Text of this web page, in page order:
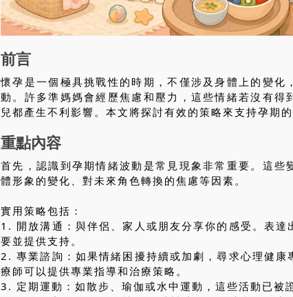
前言
懷孕是一個極具挑戰性的時期，不僅涉及身體上的變化
動。許多準媽媽會經歷焦慮和壓力，這些情緒若沒有得
兒都產生不利影響。本文將探討有效的策略來支持孕期的
重點內容
首先，認識到孕期情緒波動是常見現象非常重要。這些
體形象的變化、對未來角色轉換的焦慮等因素。
實用策略包括：
1. 開放溝通：與伴侶、家人或朋友分享你的感受。表達
要並提供支持。
2. 專業諮詢：如果情緒困擾持續或加劇，尋求心理健康
療師可以提供專業指導和治療策略。
3. 定期運動：如散步、瑜伽或水中運動，這些活動已被